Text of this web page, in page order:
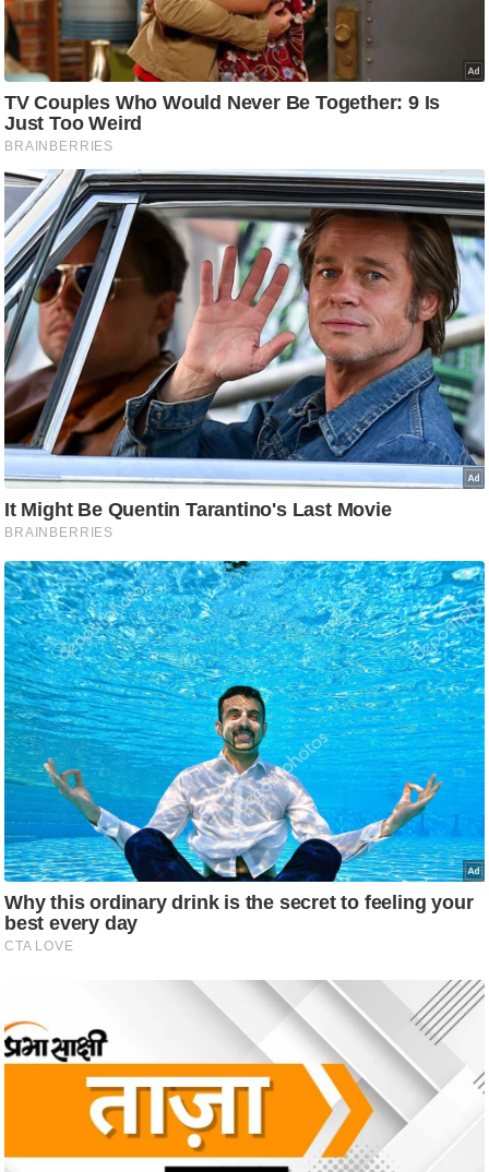
/
फै
श
न
घ
रे
लू
नु
स्खे
प
र्य
ट
न
स्थ
ल
फि
ट
ने
मं
त्रा
रि
ले
श
न
शि
प
ज
नी
ति
वि
ण
स
यि